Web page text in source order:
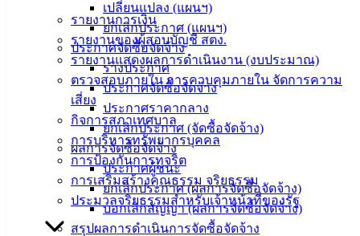
เปลี่ยนแปลง (แผนฯ)
ยกเลิกประกาศ (แผนฯ)
ประกาศจัดซื้อจัดจ้าง
ร่างประกาศ
ประกาศจัดซื้อจัดจ้าง
ประกาศราคากลาง
ยกเลิกประกาศ (จัดซื้อจัดจ้าง)
ผลการจัดซื้อจัดจ้าง
ประกาศผู้ชนะ
ยกเลิกประกาศ (ผลการจัดซื้อจัดจ้าง)
บอกเลิกสัญญา (ผลการจัดซื้อจัดจ้าง)
สรุปผลการดำเนินการจัดซื้อจัดจ้าง
รายงานการเงิน
รายงานของผู้สอบบัญชี สตง.
รายงานแสดงผลการดำเนินงาน (งบประมาณ)
ตรวจสอบภายใน การควบคุมภายใน จัดการความ
เสี่ยง
กิจการสภาเทศบาล
การบริหารทรัพยากรบุคคล
การป้องกันการทุจริต
การเสริมสร้างคุณธรรม จริยธรรม
ประมวลจริยธรรมสำหรับเจ้าหน้าที่ของรัฐ
เทศบาล
สายตรง
นายก
ประวัติ
เทศบาล
ผู้บริหาร
และ
หัวหน้า